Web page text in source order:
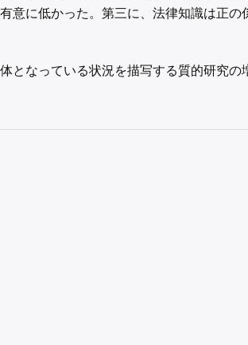
意に低かった。第三に、法律知識は正の
となっている状況を描写する質的研究の